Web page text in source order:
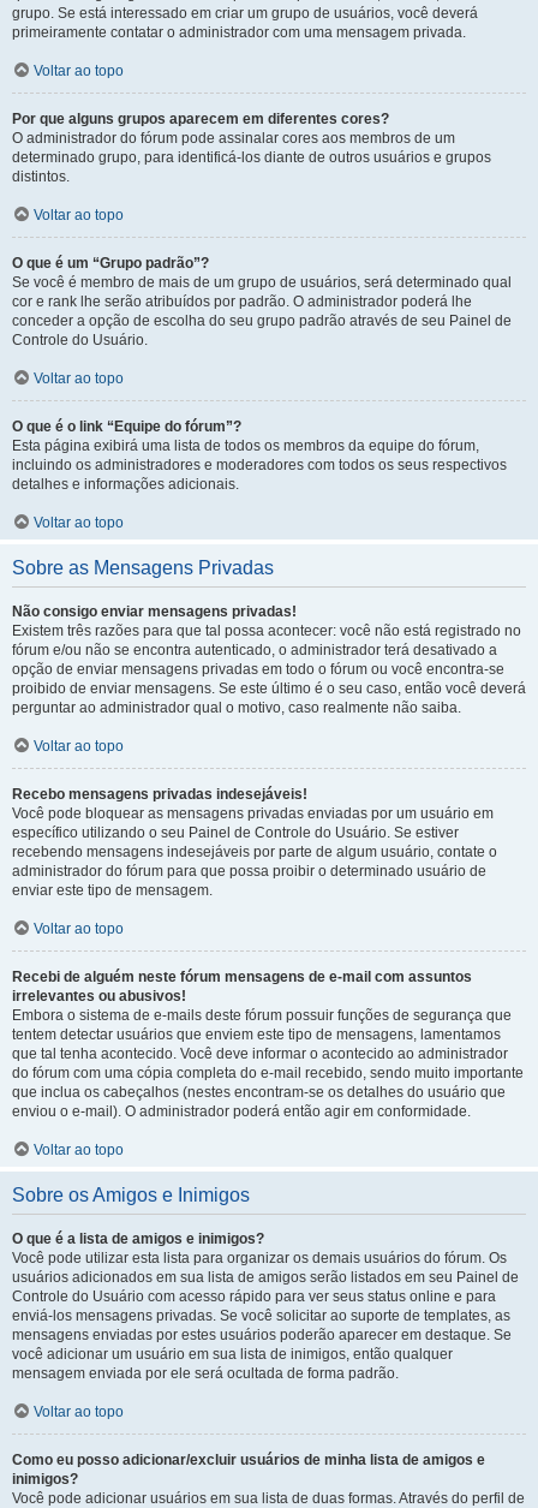
grupo. Se está interessado em criar um grupo de usuários, você deverá
primeiramente contatar o administrador com uma mensagem privada.
Voltar ao topo
Por que alguns grupos aparecem em diferentes cores?
O administrador do fórum pode assinalar cores aos membros de um
determinado grupo, para identificá-los diante de outros usuários e grupos
distintos.
Voltar ao topo
O que é um “Grupo padrão”?
Se você é membro de mais de um grupo de usuários, será determinado qual
cor e rank lhe serão atribuídos por padrão. O administrador poderá lhe
conceder a opção de escolha do seu grupo padrão através de seu Painel de
Controle do Usuário.
Voltar ao topo
O que é o link “Equipe do fórum”?
Esta página exibirá uma lista de todos os membros da equipe do fórum,
incluindo os administradores e moderadores com todos os seus respectivos
detalhes e informações adicionais.
Voltar ao topo
Sobre as Mensagens Privadas
Não consigo enviar mensagens privadas!
Existem três razões para que tal possa acontecer: você não está registrado no
fórum e/ou não se encontra autenticado, o administrador terá desativado a
opção de enviar mensagens privadas em todo o fórum ou você encontra-se
proibido de enviar mensagens. Se este último é o seu caso, então você deverá
perguntar ao administrador qual o motivo, caso realmente não saiba.
Voltar ao topo
Recebo mensagens privadas indesejáveis!
Você pode bloquear as mensagens privadas enviadas por um usuário em
específico utilizando o seu Painel de Controle do Usuário. Se estiver
recebendo mensagens indesejáveis por parte de algum usuário, contate o
administrador do fórum para que possa proibir o determinado usuário de
enviar este tipo de mensagem.
Voltar ao topo
Recebi de alguém neste fórum mensagens de e-mail com assuntos
irrelevantes ou abusivos!
Embora o sistema de e-mails deste fórum possuir funções de segurança que
tentem detectar usuários que enviem este tipo de mensagens, lamentamos
que tal tenha acontecido. Você deve informar o acontecido ao administrador
do fórum com uma cópia completa do e-mail recebido, sendo muito importante
que inclua os cabeçalhos (nestes encontram-se os detalhes do usuário que
enviou o e-mail). O administrador poderá então agir em conformidade.
Voltar ao topo
Sobre os Amigos e Inimigos
O que é a lista de amigos e inimigos?
Você pode utilizar esta lista para organizar os demais usuários do fórum. Os
usuários adicionados em sua lista de amigos serão listados em seu Painel de
Controle do Usuário com acesso rápido para ver seus status online e para
enviá-los mensagens privadas. Se você solicitar ao suporte de templates, as
mensagens enviadas por estes usuários poderão aparecer em destaque. Se
você adicionar um usuário em sua lista de inimigos, então qualquer
mensagem enviada por ele será ocultada de forma padrão.
Voltar ao topo
Como eu posso adicionar/excluir usuários de minha lista de amigos e
inimigos?
Você pode adicionar usuários em sua lista de duas formas. Através do perfil de